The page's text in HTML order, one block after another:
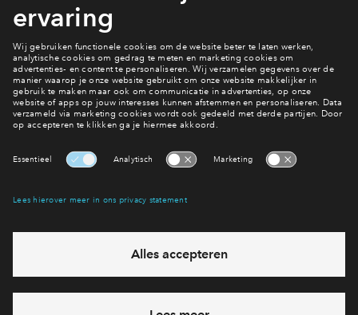
Woningaanbod
Heb je vragen?
Neem contact met ons op
eventuele projecten
Ja, ik wil mij aanmelden